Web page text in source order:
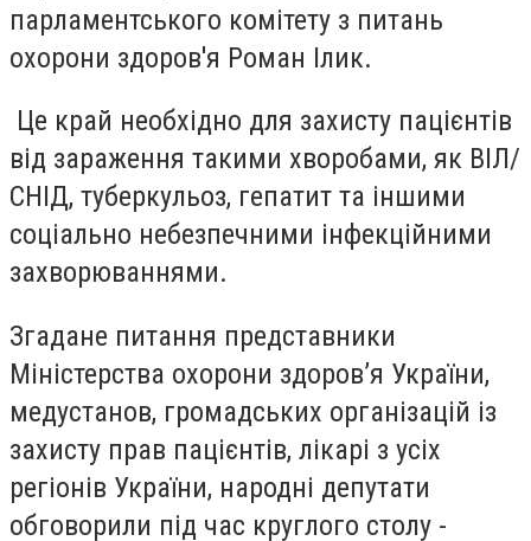
парламентського комітету з питань
охорони здоров'я Роман Ілик.
Це край необхідно для захисту пацієнтів
від зараження такими хворобами, як ВІЛ/
СНІД, туберкульоз, гепатит та іншими
соціально небезпечними інфекційними
захворюваннями.
Згадане питання представники
Міністерства охорони здоров’я України,
медустанов, громадських організацій із
захисту прав пацієнтів, лікарі з усіх
регіонів України, народні депутати
обговорили під час круглого столу -